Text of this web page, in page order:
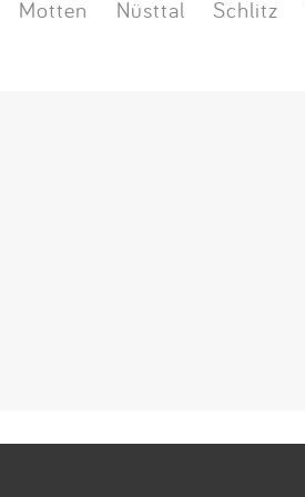
Motten
Nüsttal Schlitz